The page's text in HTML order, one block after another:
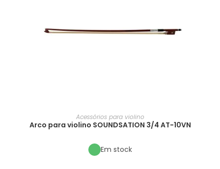
Acessórios para violino
Arco para violino SOUNDSATION 3/4 AT-10VN
Em stock